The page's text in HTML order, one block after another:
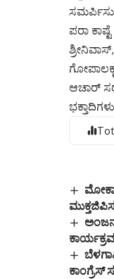
ಪರಾ
ಆಚಾರ್
ಮೋಕಾ
ಕಾಂಗ್ರೆಸ್‌